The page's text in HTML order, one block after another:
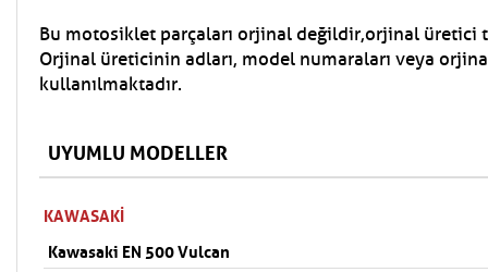
Bu motosiklet parçaları orjinal değildir,orjinal üretici
Orjinal üreticinin adları, model numaraları veya
kullanılmaktadır.
UYUMLU MODELLER
KAWASAKI
Kawasaki EN 500 Vulcan